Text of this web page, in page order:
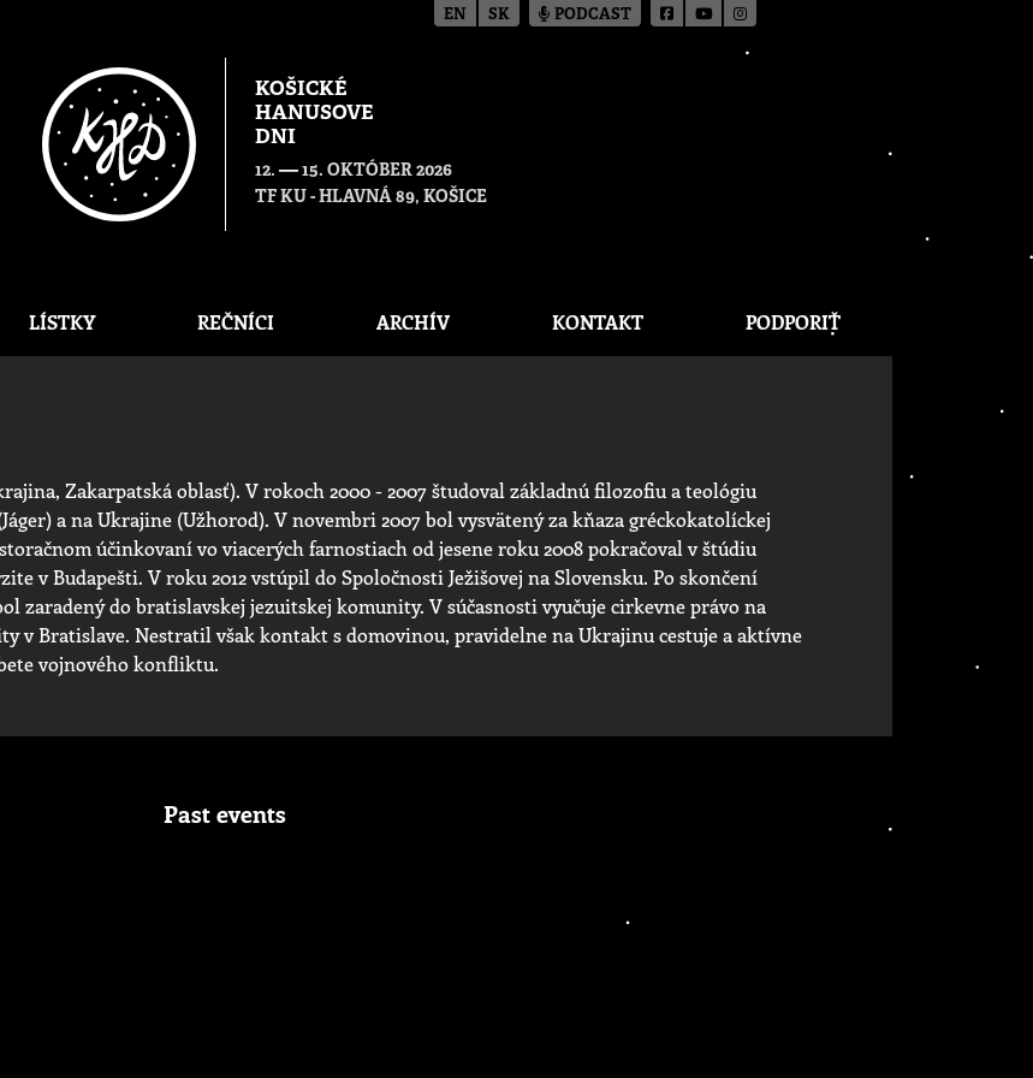
KOŠICKÉ
HANUSOVE
DNI
12. — 15. OKTÓBER 2026
TF KU - HLAVNÁ 89, KOŠICE
LÍSTKY REČNÍCI ARCHÍV KONTAKT PODPORIŤ
Zakarpatská oblasť). V rokoch 2000 - 2007 študoval základnú filozofiu a teológiu
a na Ukrajine (Užhorod). V novembri 2007 bol vysvätený za kňaza gréckokatolíckej
účinkovaní vo viacerých farnostiach od jesene roku 2008 pokračoval v štúdiu
v Budapešti. V roku 2012 vstúpil do Spoločnosti Ježišovej na Slovensku. Po skončení
zaradený do bratislavskej jezuitskej komunity. V súčasnosti vyučuje cirkevne právo na
v Bratislave. Nestratil však kontakt s domovinou, pravidelne na Ukrajinu cestuje a aktívne
vojnového konfliktu.
Past events
EN SK PODCAST